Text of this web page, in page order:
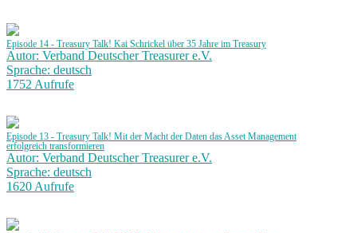
Episode 14 - Treasury Talk! Kai Schrickel über 35 Jahre im Treasury
Autor: Verband Deutscher Treasurer e.V.
Sprache: deutsch
1752 Aufrufe
Episode 13 - Treasury Talk! Mit der Macht der Daten das Asset Management
erfolgreich transformieren
Autor: Verband Deutscher Treasurer e.V.
Sprache: deutsch
1620 Aufrufe